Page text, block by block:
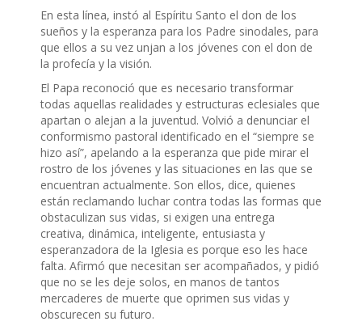
En esta línea, instó al Espíritu Santo el don de los
sueños y la esperanza para los Padre sinodales, para
que ellos a su vez unjan a los jóvenes con el don de
la profecía y la visión.
El Papa reconoció que es necesario transformar
todas aquellas realidades y estructuras eclesiales que
apartan o alejan a la juventud. Volvió a denunciar el
conformismo pastoral identificado en el “siempre se
hizo así”, apelando a la esperanza que pide mirar el
rostro de los jóvenes y las situaciones en las que se
encuentran actualmente. Son ellos, dice, quienes
están reclamando luchar contra todas las formas que
obstaculizan sus vidas, si exigen una entrega
creativa, dinámica, inteligente, entusiasta y
esperanzadora de la Iglesia es porque eso les hace
falta. Afirmó que necesitan ser acompañados, y pidió
que no se les deje solos, en manos de tantos
mercaderes de muerte que oprimen sus vidas y
obscurecen su futuro.